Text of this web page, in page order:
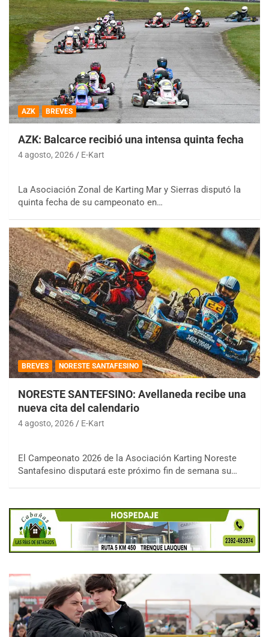
AZK BREVES
AZK: Balcarce recibió una intensa quinta fecha
4 agosto, 2026 E-Kart
La Asociación Zonal de Karting Mar y Sierras disputó la
quinta fecha de su campeonato en…
BREVES NORESTE SANTAFESINO
NORESTE SANTEFSINO: Avellaneda recibe una
nueva cita del calendario
4 agosto, 2026 E-Kart
El Campeonato 2026 de la Asociación Karting Noreste
Santafesino disputará este próximo fin de semana su…